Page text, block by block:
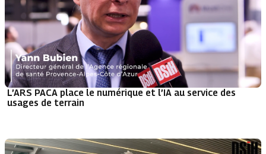
L’ARS PACA place le numérique et l’IA au service des
usages de terrain